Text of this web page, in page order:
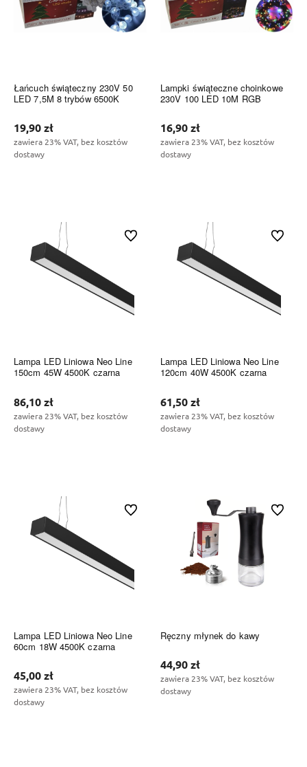
Łańcuch świąteczny 230V 50
LED 7,5M 8 trybów 6500K
19,90 zł
zawiera 23% VAT, bez kosztów
dostawy
Lampki świąteczne choinkowe
230V 100 LED 10M RGB
16,90 zł
zawiera 23% VAT, bez kosztów
dostawy
Lampa LED Liniowa Neo Line
150cm 45W 4500K czarna
86,10 zł
zawiera 23% VAT, bez kosztów
dostawy
Do ulubionych
Lampa LED Liniowa Neo Line
120cm 40W 4500K czarna
61,50 zł
zawiera 23% VAT, bez kosztów
dostawy
Do
Lampa LED Liniowa Neo Line
60cm 18W 4500K czarna
45,00 zł
zawiera 23% VAT, bez kosztów
dostawy
Do ulubionych
Ręczny młynek do kawy
44,90 zł
zawiera 23% VAT, bez kosztów
dostawy
Do